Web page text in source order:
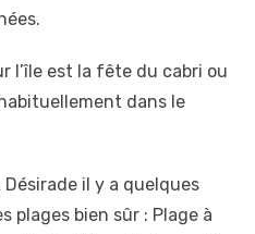
l’île est la fête du cabri ou
dans le
il y a quelques
plages bien sûr : Plage à